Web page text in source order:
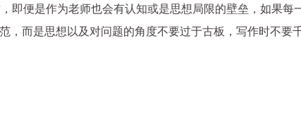
即便是作为老师也会有认知或是思想局限的壁垒，如果
，而是思想以及对问题的角度不要过于古板，写作时不要